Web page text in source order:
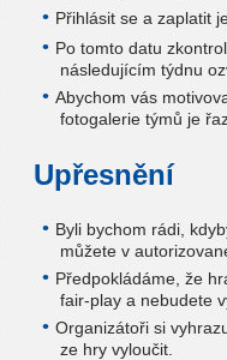
Přihlásit se a zaplatit
Po tomto datu
následujícím týdnu
Abychom vás
fotogalerie týmů je
Upřesnění
Byli bychom rádi,
můžete v
Předpokládáme, že
fair-play a nebudete
Organizátoři si
ze hry vyloučit.